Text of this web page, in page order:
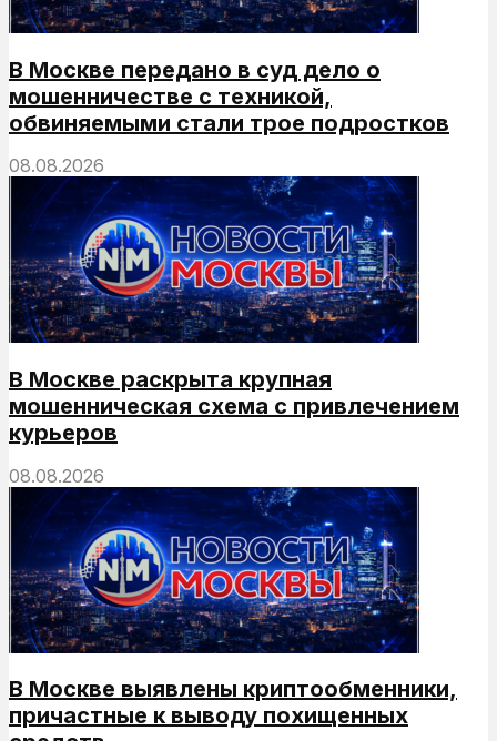
В Москве передано в суд дело о
мошенничестве с техникой,
обвиняемыми стали трое подростков
08.08.2026
В Москве раскрыта крупная
мошенническая схема с привлечением
курьеров
08.08.2026
В Москве выявлены криптообменники,
причастные к выводу похищенных